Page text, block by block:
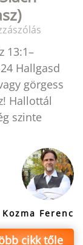
Kozma Ferenc
cikk tőle
13:1–
Hallgasd
görgess
Hallottál
szinte